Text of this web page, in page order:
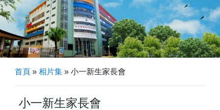
首頁 » 相片集 » 小一新生家長會
小一新生家長會